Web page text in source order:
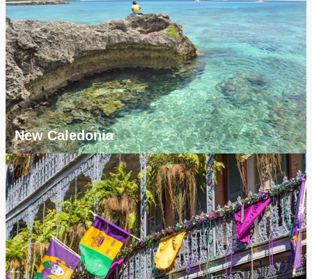
New Caledonia